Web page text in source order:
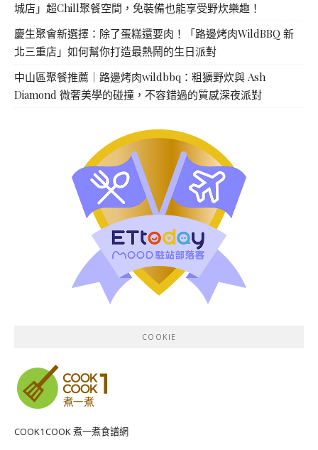
城店」超Chill聚餐空間，免裝備也能享受野炊樂趣！
慶生聚會新選擇：除了蛋糕還要肉！「路邊烤肉WildBBQ 新
北三重店」如何幫你打造最熱鬧的生日派對
中山區聚餐推薦｜路邊烤肉wildbbq：粗獷野炊與 Ash
Diamond 微奢美學的碰撞，不容錯過的質感深夜派對
COOKIE
COOK1COOK 煮一煮食譜網